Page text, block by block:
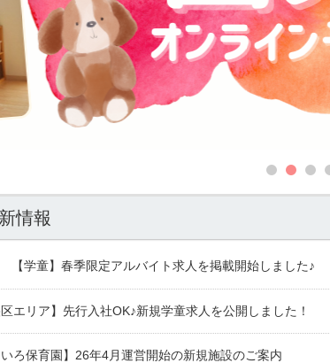
情報
【学童】春季限定アルバイト求人を掲載開始しました♪
区エリア】先行入社OK♪新規学童求人を公開しました！
いろ保育園】26年4月運営開始の新規施設のご案内